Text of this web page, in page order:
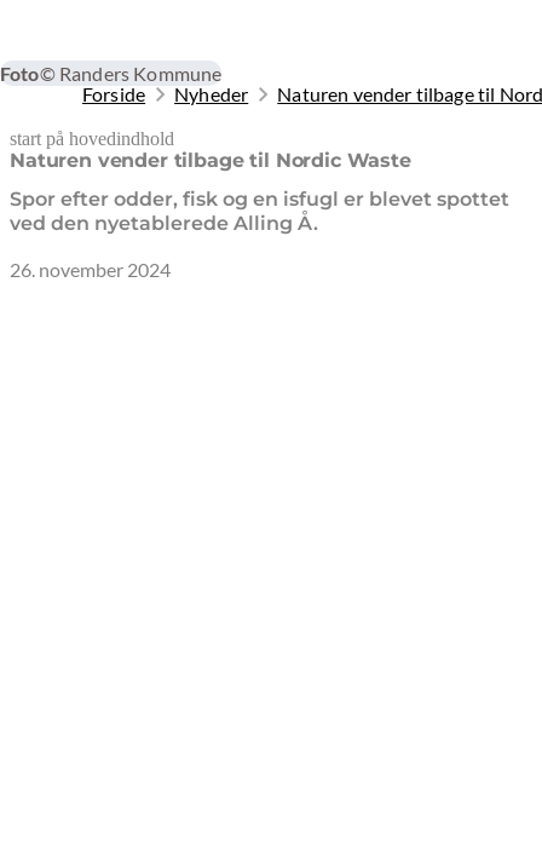
Foto© Randers Kommune
Forside
Nyheder Naturen vender tilbage til
start på hovedindhold
Naturen vender tilbage til Nordic Waste
Spor efter odder, fisk og en isfugl er blevet spottet
ved den nyetablerede Alling Å.
26. november 2024
senest opdateret 20. marts 2026